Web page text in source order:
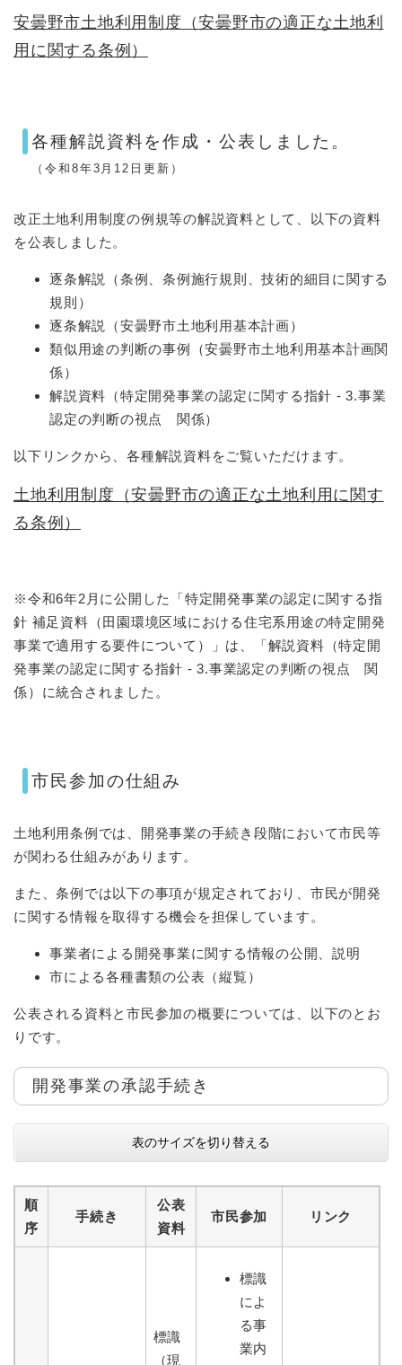
安曇野市土地利用制度（安曇野市の適正な土地利
用に関する条例）
各種解説資料を作成・公表しました。
（令和8年3月12日更新）
改正土地利用制度の例規等の解説資料として、以下の資料
を公表しました。
逐条解説（条例、条例施行規則、技術的細目に関する
規則）
逐条解説（安曇野市土地利用基本計画）
類似用途の判断の事例（安曇野市土地利用基本計画関
係）
解説資料（特定開発事業の認定に関する指針 - 3.事業
認定の判断の視点 関係）
以下リンクから、各種解説資料をご覧いただけます。
土地利用制度（安曇野市の適正な土地利用に関す
る条例）
※令和6年2月に公開した「特定開発事業の認定に関する指
針 補足資料（田園環境区域における住宅系用途の特定開発
事業で適用する要件について）」は、「解説資料（特定開
発事業の認定に関する指針 - 3.事業認定の判断の視点 関
係）に統合されました。
市民参加の仕組み
土地利用条例では、開発事業の手続き段階において市民等
が関わる仕組みがあります。
また、条例では以下の事項が規定されており、市民が開発
に関する情報を取得する機会を担保しています。
事業者による開発事業に関する情報の公開、説明
市による各種書類の公表（縦覧）
公表される資料と市民参加の概要については、以下のとお
りです。
開発事業の承認手続き
表のサイズを切り替える
順
序
手続き
公表
資料
市民参加 リンク
標識
（現
標識
によ
る事
業内